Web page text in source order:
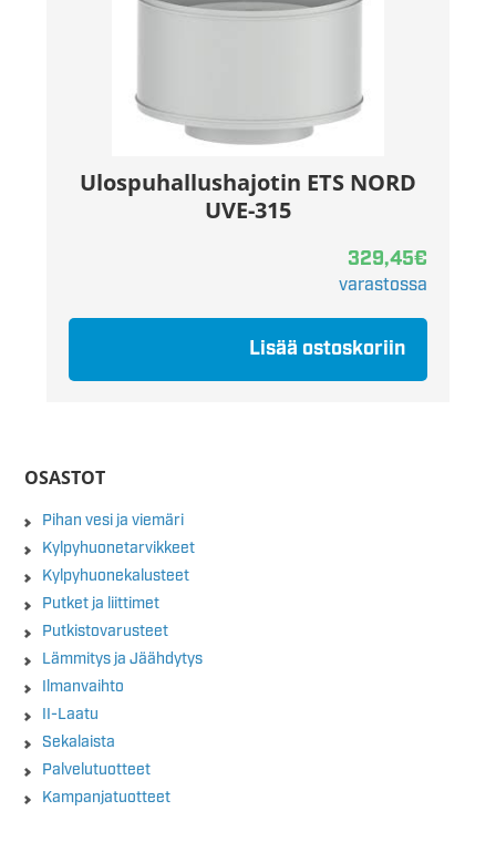
Ulospuhallushajotin ETS NORD
UVE-315
329,45€
varastossa
Lisää ostoskoriin
OSASTOT
Pihan vesi ja viemäri
Kylpyhuonetarvikkeet
Kylpyhuonekalusteet
Putket ja liittimet
Putkistovarusteet
Lämmitys ja Jäähdytys
Ilmanvaihto
II-Laatu
Sekalaista
Palvelutuotteet
Kampanjatuotteet